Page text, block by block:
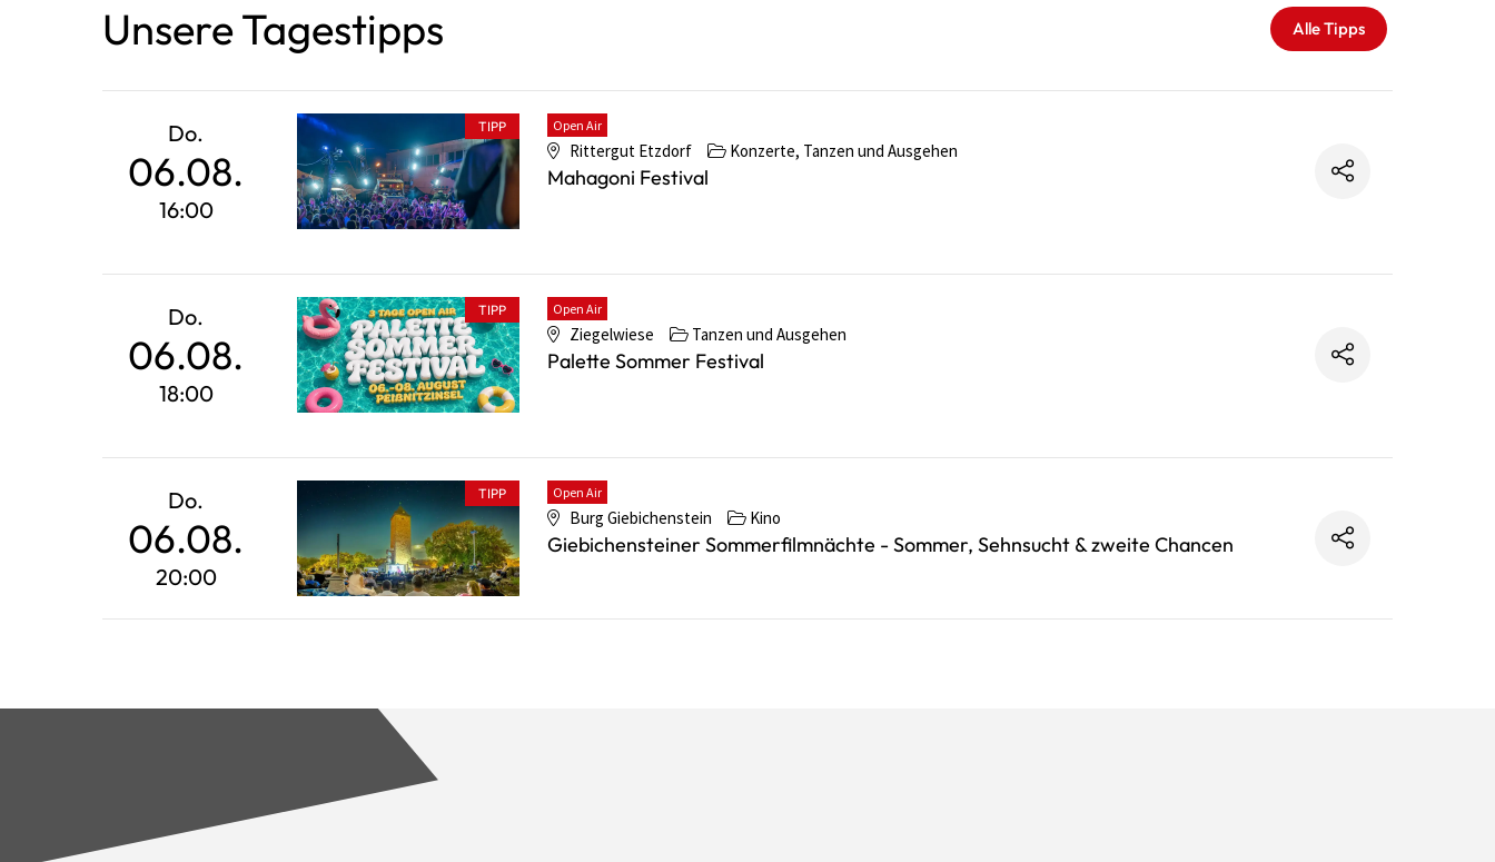
Unsere Tagestipps Alle Tipps
Rittergut Etzdorf Konzerte, Tanzen und Ausgehen
TIPP
Do.
06.08.
16:00
Open Air
Mahagoni Festival
Ziegelwiese Tanzen und Ausgehen
TIPP
Do.
06.08.
18:00
Open Air
Palette Sommer Festival
Burg Giebichenstein Kino
TIPP
Do.
06.08.
20:00
Open Air
Giebichensteiner Sommerfilmnächte - Sommer, Sehnsucht & zweite Chancen